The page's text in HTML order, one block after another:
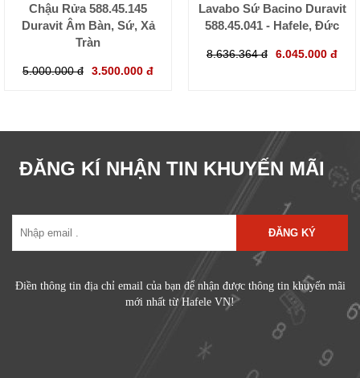
Chậu Rửa 588.45.145
Duravit Âm Bàn, Sứ, Xả
Tràn
5.000.000 đ 3.500.000 đ
Lavabo Sứ Bacino Duravit
588.45.041 - Hafele, Đức
8.636.364 đ 6.045.000 đ
ĐĂNG KÍ NHẬN TIN KHUYẾN MÃI
ĐĂNG KÝ
Điền thông tin địa chỉ email của bạn để nhận được thông tin khuyến mãi
mới nhất từ Hafele VN!